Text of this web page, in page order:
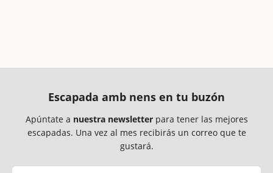
Escapada amb nens en tu buzón
Apúntate a nuestra newsletterpara tener las mejores
escapadas. Una vez al mes recibirás un correo que te
gustará.